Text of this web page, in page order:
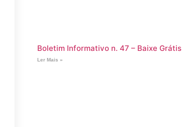
Boletim Informativo n. 47 – Baixe Grátis
Ler Mais »